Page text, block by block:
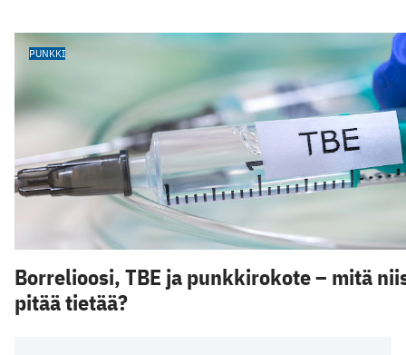
PUNKKI
Borrelioosi, TBE ja punkkirokote – mitä
pitää tietää?